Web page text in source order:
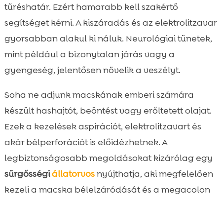
tűréshatár. Ezért hamarabb kell szakértő
segítséget kérni. A kiszáradás és az elektrolitzavar
gyorsabban alakul ki náluk. Neurológiai tünetek,
mint például a bizonytalan járás vagy a
gyengeség, jelentősen növelik a veszélyt.
Soha ne adjunk macskának emberi számára
készült hashajtót, beöntést vagy erőltetett olajat.
Ezek a kezelések aspirációt, elektrolitzavart és
akár bélperforációt is előidézhetnek. A
legbiztonságosabb megoldásokat kizárólag egy
sürgősségiállatorvosnyújthatja, aki megfelelően
kezeli a macska bélelzáródását és a megacolon